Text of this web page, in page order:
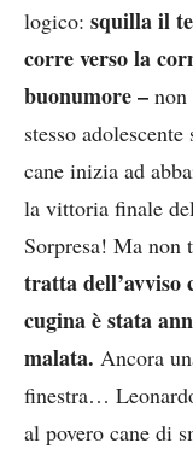
logico: squilla il
corre verso la
buonumore – non
stesso
cane inizia ad
la vittoria finale
Sorpresa! Ma non
tratta dell’avviso
cugina è stata
malata. Ancora
finestra…
al povero cane di